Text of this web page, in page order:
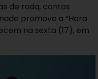
de roda, contos
promove a “Hora
na sexta (17), em